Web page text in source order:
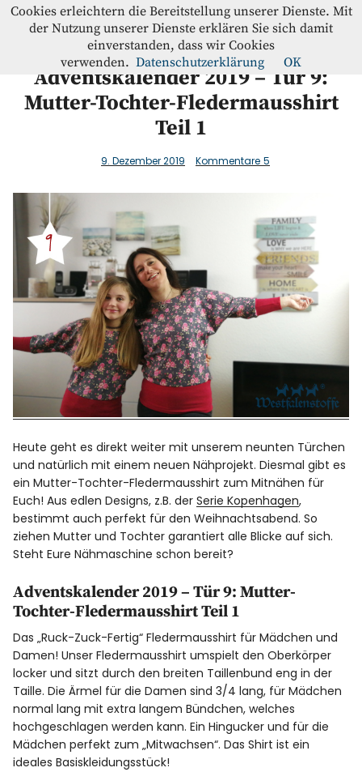
Westfalenstoffe-Blog
Home
Instagram
Facebook
Adventskalender 2019 – Tür 9:
Mutter-Tochter-Fledermausshirt
Teil 1
9. Dezember 2019 Kommentare 5
Heute geht es direkt weiter mit unserem neunten Türchen
und natürlich mit einem neuen Nähprojekt. Diesmal gibt es
ein Mutter-Tochter-Fledermausshirt zum Mitnähen für
Euch! Aus edlen Designs, z.B. derSerie Kopenhagen,
bestimmt auch perfekt für den Weihnachtsabend. So
ziehen Mutter und Tochter garantiert alle Blicke auf sich.
Steht Eure Nähmaschine schon bereit?
Adventskalender 2019 – Tür 9: Mutter-
Tochter-Fledermausshirt Teil 1
Das „Ruck-Zuck-Fertig“ Fledermausshirt für Mädchen und
Damen! Unser Fledermausshirt umspielt den Oberkörper
locker und sitzt durch den breiten Taillenbund eng in der
Taille. Die Ärmel für die Damen sind 3/4 lang, für Mädchen
normal lang mit extra langem Bündchen, welches
hochgeschlagen werden kann. Ein Hingucker und für die
Mädchen perfekt zum „Mitwachsen“. Das Shirt ist ein
ideales Basiskleidungsstück!
Cookies erleichtern die Bereitstellung unserer Dienste. Mit
der Nutzung unserer Dienste erklären Sie sich damit
einverstanden, dass wir Cookies
verwenden. Datenschutzerklärung OK